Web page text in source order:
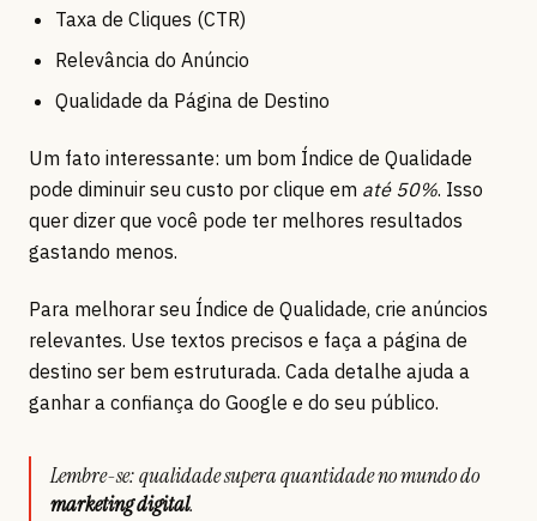
Taxa de Cliques (CTR)
Relevância do Anúncio
Qualidade da Página de Destino
Um fato interessante: um bom Índice de Qualidade
pode diminuir seu custo por clique em até 50%. Isso
quer dizer que você pode ter melhores resultados
gastando menos.
Para melhorar seu Índice de Qualidade, crie anúncios
relevantes. Use textos precisos e faça a página de
destino ser bem estruturada. Cada detalhe ajuda a
ganhar a confiança do Google e do seu público.
Lembre-se: qualidade supera quantidade no mundo do
marketing digital.